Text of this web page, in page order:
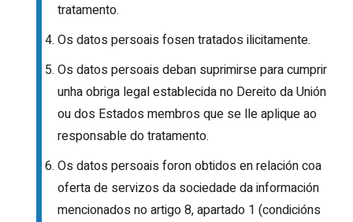
tratamento.
Os datos persoais fosen tratados ilicitamente.
Os datos persoais deban suprimirse para cumprir
unha obriga legal establecida no Dereito da Unión
ou dos Estados membros que se lle aplique ao
responsable do tratamento.
Os datos persoais foron obtidos en relación coa
oferta de servizos da sociedade da información
mencionados no artigo 8, apartado 1 (condicións